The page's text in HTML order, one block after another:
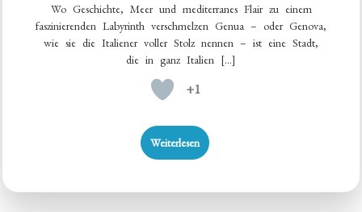
Wo Geschichte, Meer und mediterranes Flair zu einem
faszinierenden Labyrinth verschmelzen Genua – oder Genova,
wie sie die Italiener voller Stolz nennen – ist eine Stadt,
die in ganz Italien […]
+1
Weiterlesen